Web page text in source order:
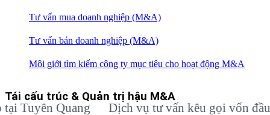
Tư vấn mua doanh nghiệp (M&A)
Tư vấn bán doanh nghiệp (M&A)
Môi giới tìm kiếm công ty mục tiêu cho hoạt động M&A
Tái cấu trúc & Quản trị hậu M&A
Quang Dịch vụ tư vấn kêu gọi vốn đầu tư